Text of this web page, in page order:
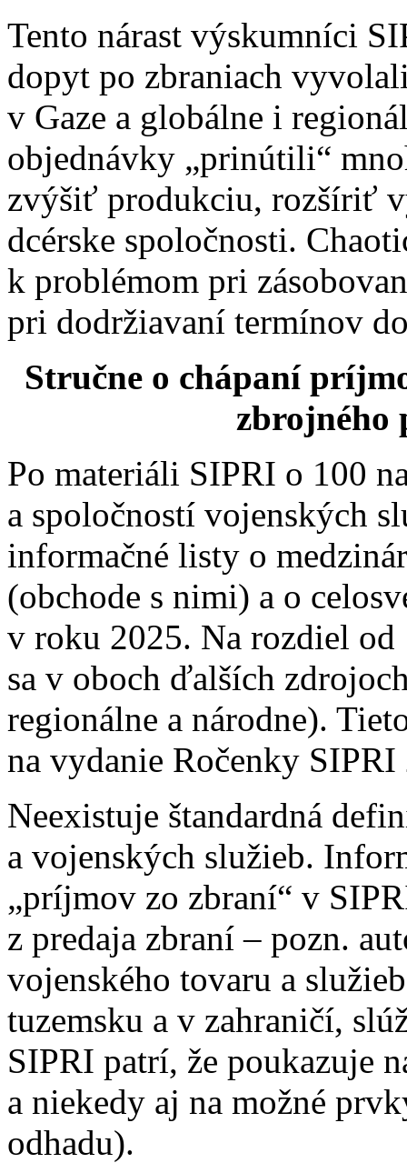
Tento nárast výskumníci
dopyt po zbraniach
v Gaze a globálne i
objednávky „prinútili“
zvýšiť produkciu, rozšíriť
dcérske spoločnosti.
k problémom pri
pri dodržiavaní termínov
Stručne o chápaní
zbrojného
Po materiáli SIPRI o 100
a spoločností vojenských
informačné listy o
(obchode s nimi) a o
v roku 2025. Na rozdiel
sa v oboch ďalších
regionálne a národne).
na vydanie Ročenky SIPRI
Neexistuje štandardná
a vojenských služieb.
„príjmov zo zbraní“ v
z predaja zbraní – pozn.
vojenského tovaru a
tuzemsku a v zahraničí,
SIPRI patrí, že poukazuje
a niekedy aj na možné
odhadu).